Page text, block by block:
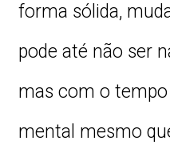
forma sólida,
pode até não ser
mas com o
mental mesmo